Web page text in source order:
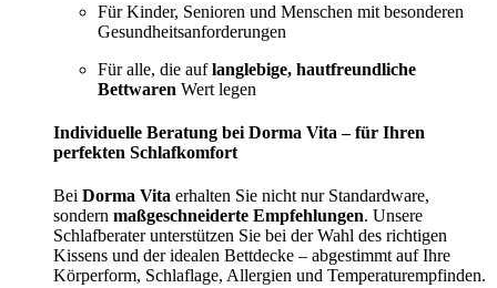
Für Kinder, Senioren und Menschen mit besonderen
Gesundheitsanforderungen
Für alle, die auflanglebige, hautfreundliche
Bettwaren Wert legen
Individuelle Beratung bei Dorma Vita – für Ihren
perfekten Schlafkomfort
Bei Dorma Vita erhalten Sie nicht nur Standardware,
sondern maßgeschneiderte Empfehlungen. Unsere
Schlafberater unterstützen Sie bei der Wahl des richtigen
Kissens und der idealen Bettdecke – abgestimmt auf Ihre
Körperform, Schlaflage, Allergien und Temperaturempfinden.